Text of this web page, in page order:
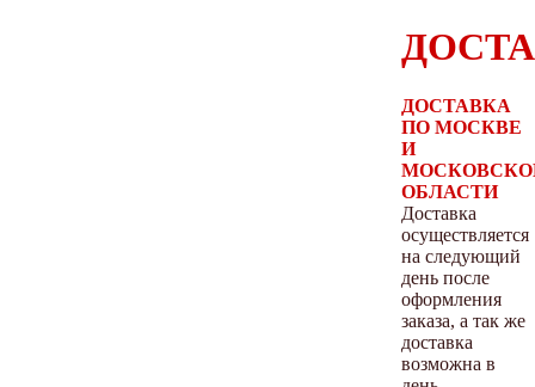
ДОСТАВКА
ПО МОСКВЕ
И
ОБЛАСТИ
Доставка
осуществляется
на следующий
день после
оформления
заказа, а так же
доставка
возможна в